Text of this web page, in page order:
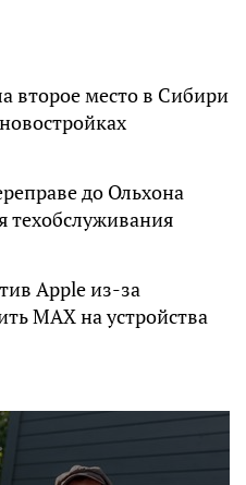
второе место в Сибири
до Ольхона
техобслуживания
Apple из-за
MAX на устройства